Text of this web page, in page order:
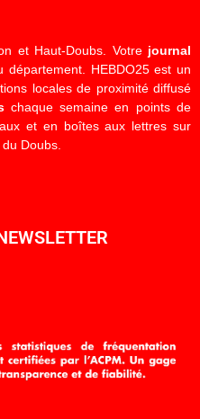
et Haut-Doubs. Votre journal
HEBDO25 est un
locales de proximité diffusé
chaque semaine en points de
et en boîtes aux lettres sur
Doubs.